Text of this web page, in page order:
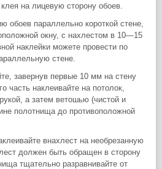
на лицевую сторону обоев.
обоев параллельно короткой стене,
окну, с нахлестом в 10—15
наклейки можете провести по
стене.
завернув первые 10 мм на стену
часть наклеивайте на потолок,
а затем ветошью (чистой и
полотнища до противоположной
внахлест на необрезанную
должен быть обращен в сторону
тщательно разравнивайте от